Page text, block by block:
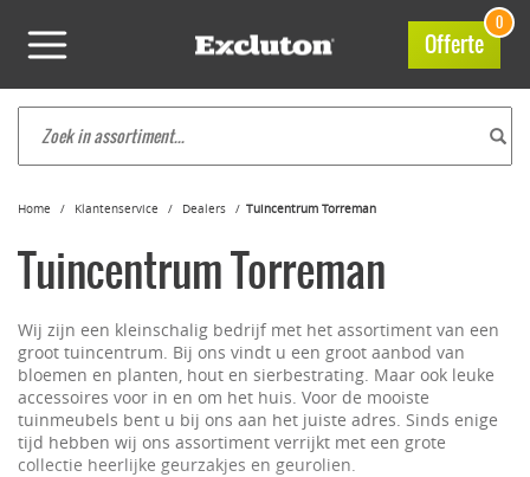
Offerte
0
Home Klantenservice Dealers Tuincentrum Torreman
Tuincentrum Torreman
Wij zijn een kleinschalig bedrijf met het assortiment van een
groot tuincentrum. Bij ons vindt u een groot aanbod van
bloemen en planten, hout en sierbestrating. Maar ook leuke
accessoires voor in en om het huis. Voor de mooiste
tuinmeubels bent u bij ons aan het juiste adres. Sinds enige
tijd hebben wij ons assortiment verrijkt met een grote
collectie heerlijke geurzakjes en geurolien.